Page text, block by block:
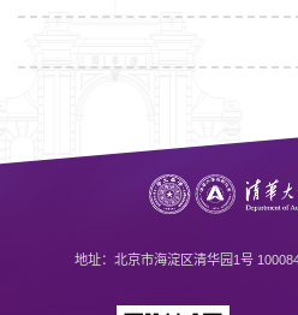
地址：北京市海淀区清华园1号